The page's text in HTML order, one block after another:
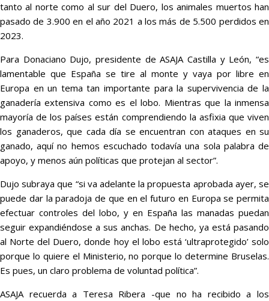
tanto al norte como al sur del Duero, los animales muertos han
pasado de 3.900 en el año 2021 a los más de 5.500 perdidos en
2023.
Para Donaciano Dujo, presidente de ASAJA Castilla y León, “es
lamentable que España se tire al monte y vaya por libre en
Europa en un tema tan importante para la supervivencia de la
ganadería extensiva como es el lobo. Mientras que la inmensa
mayoría de los países están comprendiendo la asfixia que viven
los ganaderos, que cada día se encuentran con ataques en su
ganado, aquí no hemos escuchado todavía una sola palabra de
apoyo, y menos aún políticas que protejan al sector”.
Dujo subraya que “si va adelante la propuesta aprobada ayer, se
puede dar la paradoja de que en el futuro en Europa se permita
efectuar controles del lobo, y en España las manadas puedan
seguir expandiéndose a sus anchas. De hecho, ya está pasando
al Norte del Duero, donde hoy el lobo está ‘ultraprotegido’ solo
porque lo quiere el Ministerio, no porque lo determine Bruselas.
Es pues, un claro problema de voluntad política”.
ASAJA recuerda a Teresa Ribera -que no ha recibido a los